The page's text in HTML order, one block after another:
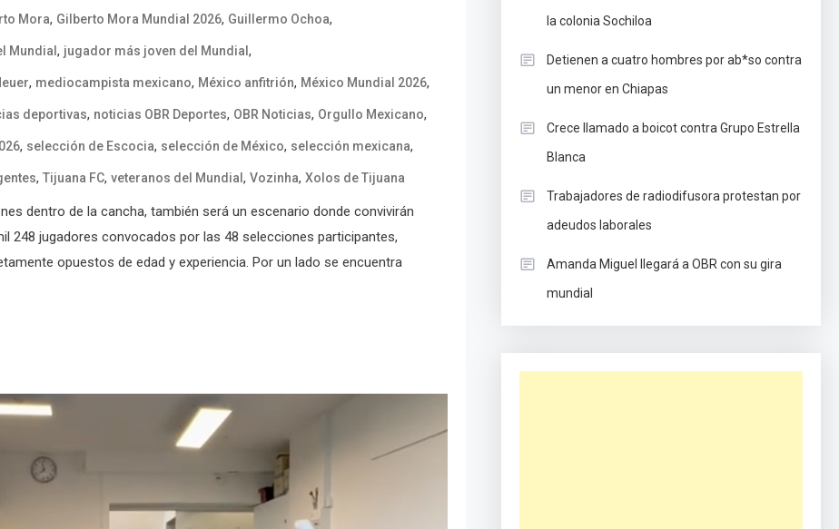
Mora, Gilberto Mora Mundial 2026, Guillermo Ochoa,
Mundial , jugador más joven del Mundial ,
, mediocampista mexicano, México anfitrión, México Mundial 2026,
deportivas, noticias OBR Deportes, OBR Noticias, Orgullo Mexicano,
, selección de Escocia, selección de México, selección mexicana,
, Tijuana FC, veteranos del Mundial , Vozinha, Xolos de Tijuana
dentro de la cancha, también será un escenario donde convivirán
248 jugadores convocados por las 48 selecciones participantes,
opuestos de edad y experiencia. Por un lado se encuentra
la colonia Sochiloa
Detienen a cuatro hombres por ab*so contra
un menor en Chiapas
Crece llamado a boicot contra Grupo Estrella
Blanca
Trabajadores de radiodifusora protestan por
adeudos laborales
Amanda Miguel llegará a OBR con su gira
mundial